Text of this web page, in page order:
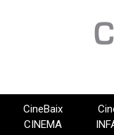
CineBaix
CINEMA